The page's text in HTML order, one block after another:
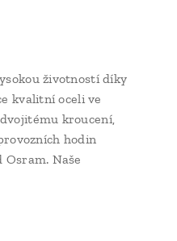
životností díky
kvalitní oceli ve
kroucení,
hodin
Naše